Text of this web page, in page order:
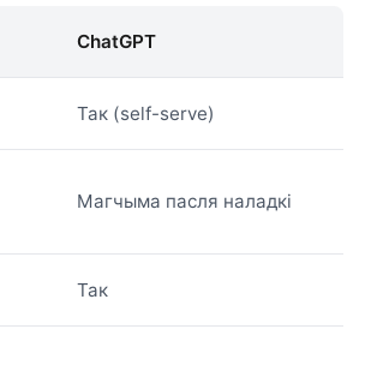
ChatGPT
Так (self-serve)
Магчыма пасля наладкі
Так